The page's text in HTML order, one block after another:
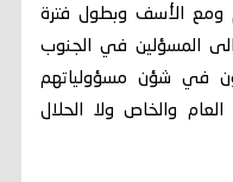
ومع الأسف وبطول فترة
الى المسؤلين في الجنوب
في شؤن مسؤولياتهم
والخاص ولا الحلال